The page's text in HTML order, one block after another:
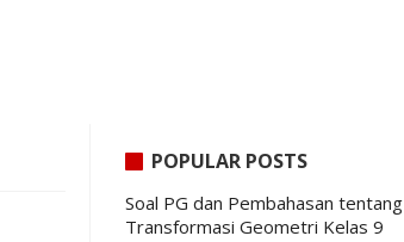
POPULAR POSTS
Soal PG dan Pembahasan tentang
Transformasi Geometri Kelas 9